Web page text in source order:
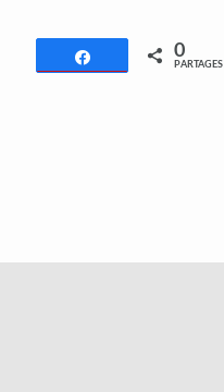
Partagez 0
PARTAGES